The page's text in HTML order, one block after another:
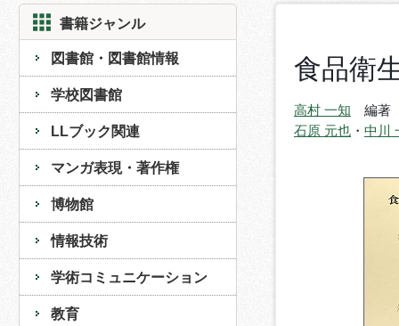
書籍ジャンル
図書館・図書館情報
学校図書館
LLブック関連
マンガ表現・著作権
博物館
情報技術
学術コミュニケーション
教育
食品衛
高村 一知 編著
石原 元也 ・ 中川